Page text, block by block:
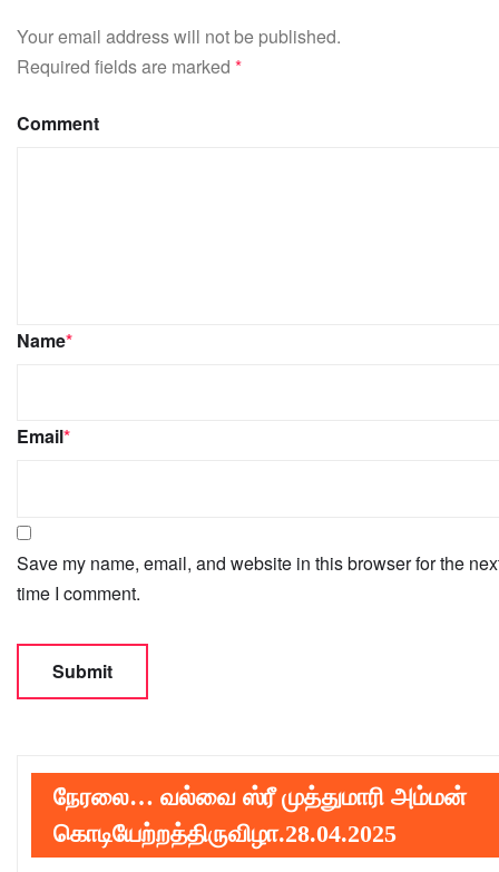
Your email address will not be published.
Required fields are marked *
Comment
Name*
Email*
Save my name, email, and website in this browser for the
time I comment.
நேரலை… வல்வை ஸ்ரீ முத்துமாரி அம்மன்
கொடியேற்றத்திருவிழா.28.04.2025